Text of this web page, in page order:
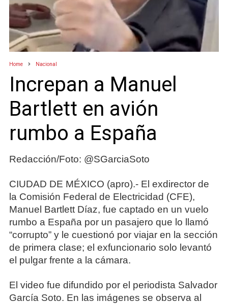
Home Nacional
Increpan a Manuel
Bartlett en avión
rumbo a España
Redacción/Foto: @SGarciaSoto
CIUDAD DE MÉXICO (apro).- El exdirector de
la Comisión Federal de Electricidad (CFE),
Manuel Bartlett Díaz, fue captado en un vuelo
rumbo a España por un pasajero que lo llamó
“corrupto” y le cuestionó por viajar en la sección
de primera clase; el exfuncionario solo levantó
el pulgar frente a la cámara.
El video fue difundido por el periodista Salvador
García Soto. En las imágenes se observa al